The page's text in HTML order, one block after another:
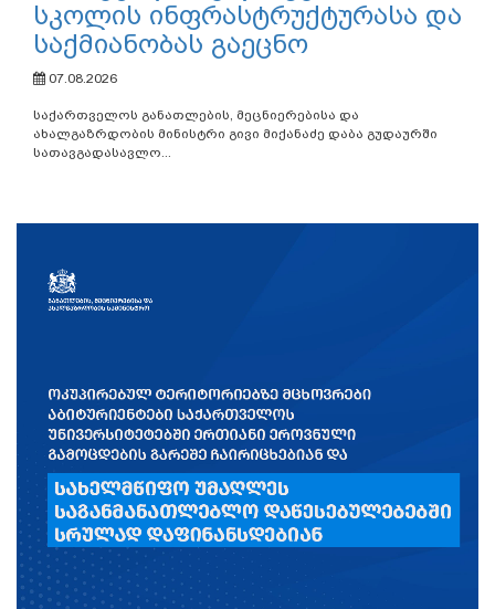
სკოლის ინფრასტრუქტურასა და
საქმიანობას გაეცნო
07.08.2026
საქართველოს განათლების, მეცნიერებისა და
ახალგაზრდობის მინისტრი გივი მიქანაძე დაბა გუდაურში
სათავგადასავლო...